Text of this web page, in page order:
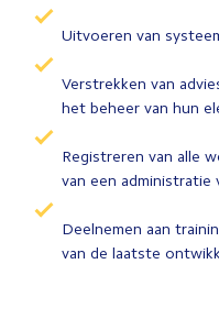
Uitvoeren van
Verstrekken van
het beheer van hun
Registreren van alle
van een
Deelnemen aan
van de laatste